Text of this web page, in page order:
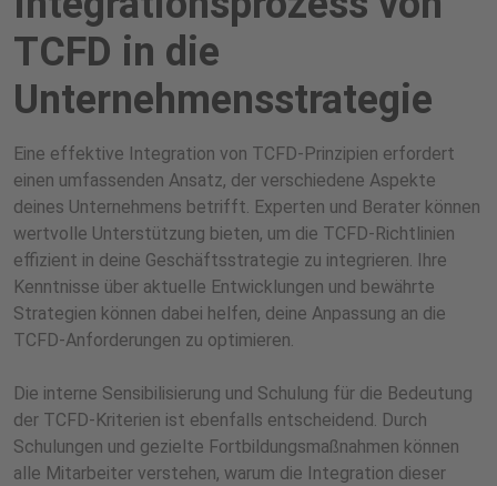
TCFD in die
Unternehmensstrategie
Eine effektive Integration von TCFD-Prinzipien erfordert
einen umfassenden Ansatz, der verschiedene Aspekte
deines Unternehmens betrifft. Experten und Berater können
wertvolle Unterstützung bieten, um die TCFD-Richtlinien
effizient in deine Geschäftsstrategie zu integrieren. Ihre
Kenntnisse über aktuelle Entwicklungen und bewährte
Strategien können dabei helfen, deine Anpassung an die
TCFD-Anforderungen zu optimieren.
Die interne Sensibilisierung und Schulung für die Bedeutung
der TCFD-Kriterien ist ebenfalls entscheidend. Durch
Schulungen und gezielte Fortbildungsmaßnahmen können
alle Mitarbeiter verstehen, warum die Integration dieser